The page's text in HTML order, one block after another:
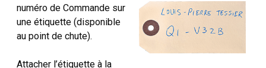
numéro de Commande sur
une étiquette (disponible
au point de chute).
Attacher l’étiquette à la